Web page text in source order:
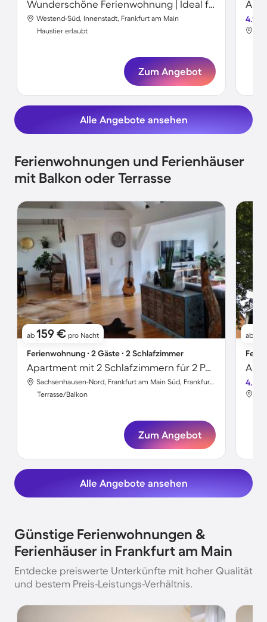
Wunderschöne Ferienwohnung | Ideal für Homeoffice | Hunde erlaubt
Westend-Süd, Innenstadt, Frankfurt am Main
Haustier erlaubt
Zum Angebot
4.1
Alle Angebote ansehen
Ferienwohnungen und Ferienhäuser
mit Balkon oder Terrasse
ab 159 € pro Nacht
Ferienwohnung ∙ 2 Gäste ∙ 2 Schlafzimmer
Apartment mit 2 Schlafzimmern für 2 Personen
Sachsenhausen-Nord, Frankfurt am Main Süd, Frankfurt am Main
Terrasse/Balkon
Zum Angebot
ab
4.5
Alle Angebote ansehen
Günstige Ferienwohnungen &
Ferienhäuser in Frankfurt am Main
Entdecke preiswerte Unterkünfte mit hoher Qualität
und bestem Preis-Leistungs-Verhältnis.